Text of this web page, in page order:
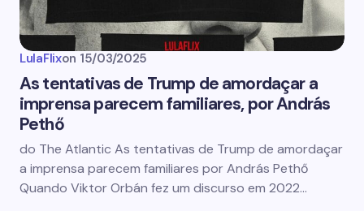
LulaFlixon 15/03/2025
As tentativas de Trump de amordaçar a
imprensa parecem familiares, por András
Pethő
do The Atlantic As tentativas de Trump de amordaçar
a imprensa parecem familiares por András Pethő
Quando Viktor Orbán fez um discurso em 2022…